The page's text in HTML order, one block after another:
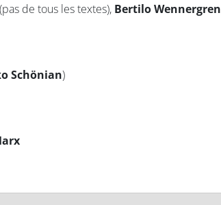
(pas de tous les textes), Bertilo Wennergren
Schönian)